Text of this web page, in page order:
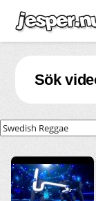
Spel ↓
Bilder ↓
Forum ↓
Länkar
Videos
Blandat ↓
Sök